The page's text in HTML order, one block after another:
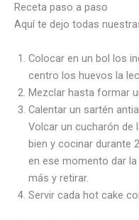
Receta paso a paso
Aquí te dejo todas
Colocar en un bol los
centro los huevos la
Mezclar hasta formar
Calentar un sartén
Volcar un cucharón de
bien y cocinar durante
en ese momento dar
más y retirar.
Servir cada hot cake